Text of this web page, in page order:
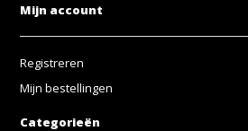
Mijn account
Registreren
Mijn bestellingen
Categorieën